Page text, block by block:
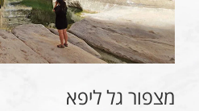
מצפור גל ליפא